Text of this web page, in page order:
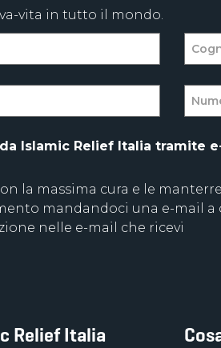
vita in tutto il mondo.
Islamic Relief Italia tramite
la massima cura e le
mandandoci una e-mail a
nelle e-mail che ricevi
Relief Italia